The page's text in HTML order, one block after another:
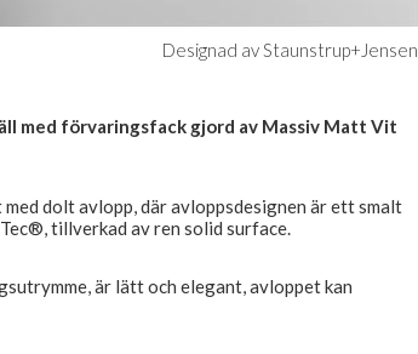
Designad av Staunstrup+Jensen
med förvaringsfack gjord av Massiv Matt Vit
dolt avlopp, där avloppsdesignen är ett smalt
tillverkad av ren solid surface.
är lätt och elegant, avloppet kan